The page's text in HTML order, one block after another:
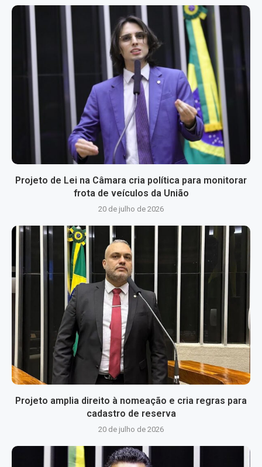
Projeto de Lei na Câmara cria política para monitorar
frota de veículos da União
20 de julho de 2026
Projeto amplia direito à nomeação e cria regras para
cadastro de reserva
20 de julho de 2026